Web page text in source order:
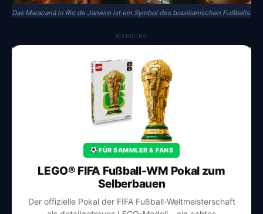
Das Maracanã in Rio de Janeiro ist ein Symbol des brasilianischen Fußballs.
WERBUNG
FÜR SAMMLER & FANS
LEGO® FIFA Fußball-WM Pokal zum
Selberbauen
Der offizielle Pokal der FIFA Fußball-Weltmeisterschaft